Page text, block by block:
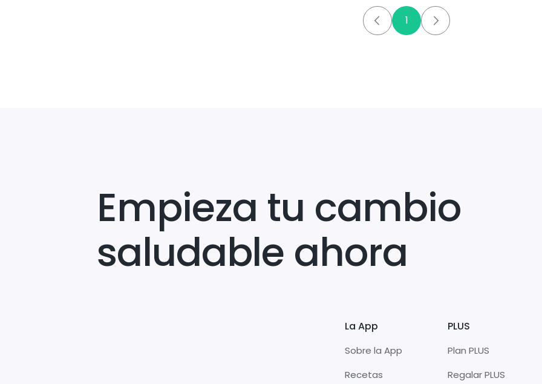
1
Empieza tu cambio
saludable ahora
La App
Sobre la App
Recetas
PLUS
Plan PLUS
Regalar PLUS